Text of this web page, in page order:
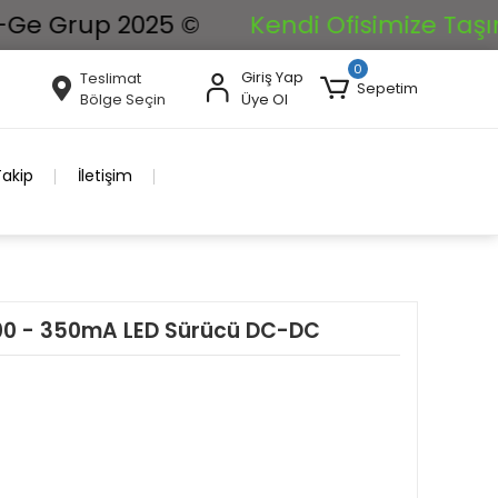
2025 © Kendi Ofisimize
Teslimat
Bölge Seçin
Giriş Yap
Üye Ol
0
Sepetim
İletişim
- 350mA LED Sürücü DC-DC